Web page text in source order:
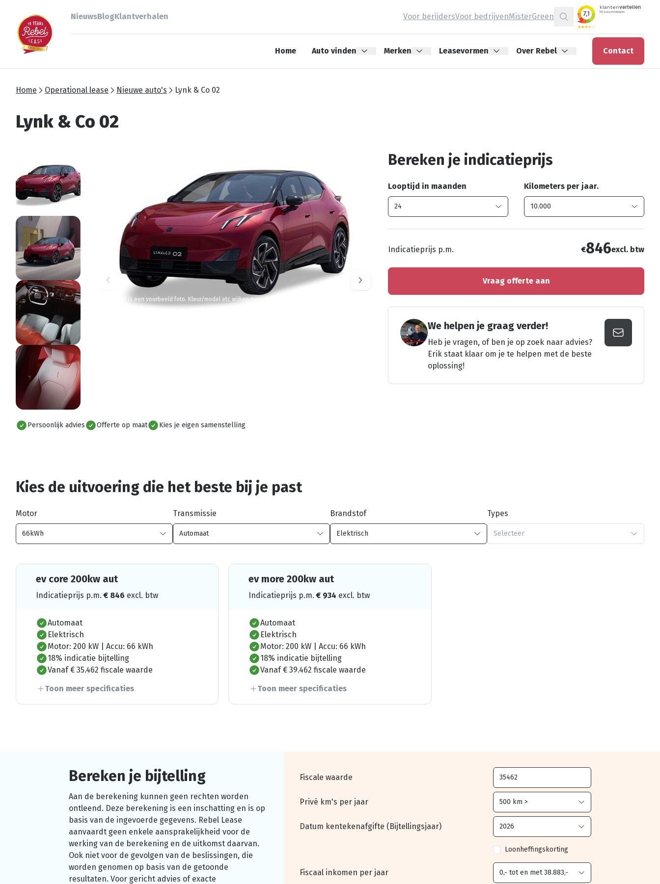
NieuwsBlogKlantverhalen Voor berijdersVoor bedrijvenMisterGreen
Zoeken
Home Auto vinden Merken Leasevormen Over Rebel Contact
Home Operational lease Nieuwe auto's Lynk & Co 02
Lynk & Co 02
Alles bekijken
Let op: dit is een voorbeeld foto. Kleur/model etc wijken mogelijk af van de werkelijke auto
Persoonlijk advies Offerte op maat Kies je eigen samenstelling
Bereken je indicatieprijs
Looptijd in maanden Kilometers per jaar.
Indicatieprijs p.m. €846excl. btw
Vraag offerte aan
We helpen je graag verder!
Heb je vragen, of ben je op zoek naar advies?
Erik staat klaar om je te helpen met de beste
oplossing!
Kies de uitvoering die het beste bij je past
Motor Transmissie Brandstof Types
Selecteer
ev core 200kw aut
Indicatieprijs p.m.€ 846 excl. btw
Automaat
Elektrisch
Motor: 200 kW | Accu: 66 kWh
18% indicatie bijtelling
Vanaf € 35.462 fiscale waarde
Toon meer specificaties
ev more 200kw aut
Indicatieprijs p.m.€ 934 excl. btw
Automaat
Elektrisch
Motor: 200 kW | Accu: 66 kWh
18% indicatie bijtelling
Vanaf € 39.462 fiscale waarde
Toon meer specificaties
Bereken je bijtelling
Aan de berekening kunnen geen rechten worden
ontleend. Deze berekening is een inschatting en is op
basis van de ingevoerde gegevens. Rebel Lease
aanvaardt geen enkele aansprakelijkheid voor de
werking van de berekening en de uitkomst daarvan.
Ook niet voor de gevolgen van de beslissingen, die
worden genomen op basis van de getoonde
resultaten. Voor gericht advies of exacte
Fiscale waarde
Privé km's per jaar
Datum kentekenafgifte (Bijtellingsjaar)
Loonheffingskorting
Fiscaal inkomen per jaar